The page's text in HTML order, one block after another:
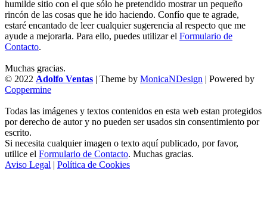
humilde sitio con el que sólo he pretendido mostrar un pequeño
rincón de las cosas que he ido haciendo. Confío que te agrade,
estaré encantado de leer cualquier sugerencia al respecto que me
ayude a mejorarla. Para ello, puedes utilizar el Formulario de
Contacto.
Muchas gracias.
© 2022 Adolfo Ventas | Theme by MonicaNDesign | Powered by
Coppermine
Todas las imágenes y textos contenidos en esta web estan protegidos
por derecho de autor y no pueden ser usados sin consentimiento por
escrito.
Si necesita cualquier imagen o texto aquí publicado, por favor,
utilice el Formulario de Contacto. Muchas gracias.
Aviso Legal | Política de Cookies